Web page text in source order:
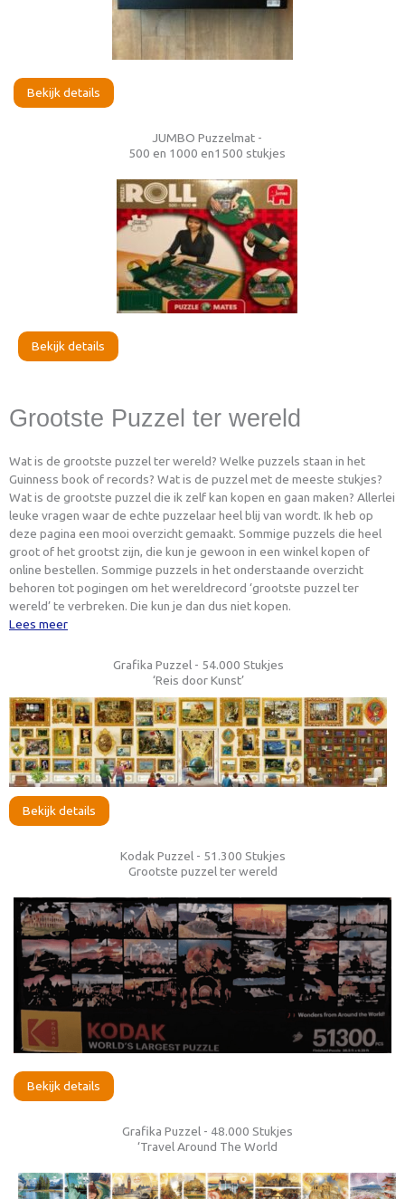
Bekijk details
JUMBO Puzzelmat -
500 en 1000 en1500 stukjes
Bekijk details
Grootste Puzzel ter wereld
Wat is de grootste puzzel ter wereld? Welke puzzels staan in het
Guinness book of records? Wat is de puzzel met de meeste stukjes?
Wat is de grootste puzzel die ik zelf kan kopen en gaan maken? Allerlei
leuke vragen waar de echte puzzelaar heel blij van wordt. Ik heb op
deze pagina een mooi overzicht gemaakt. Sommige puzzels die heel
groot of het grootst zijn, die kun je gewoon in een winkel kopen of
online bestellen. Sommige puzzels in het onderstaande overzicht
behoren tot pogingen om het wereldrecord ‘grootste puzzel ter
wereld’ te verbreken. Die kun je dan dus niet kopen.
Lees meer
Grafika Puzzel - 54.000 Stukjes
‘Reis door Kunst’
Bekijk details
Kodak Puzzel - 51.300 Stukjes
Grootste puzzel ter wereld
Bekijk details
Grafika Puzzel - 48.000 Stukjes
‘Travel Around The World